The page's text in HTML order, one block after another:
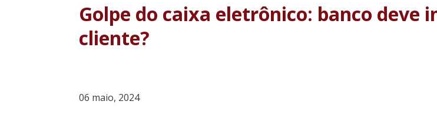
Golpe do caixa eletrônico: banco deve
cliente?
06 maio, 2024